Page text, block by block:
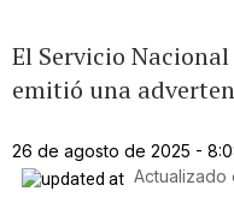
El Servicio
emitió una
26 de agosto de 2025 -
Actualizado